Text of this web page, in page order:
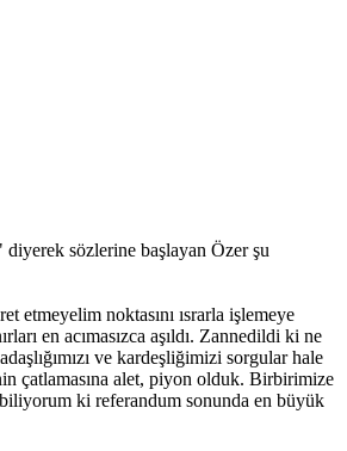
sözlerine başlayan Özer şu
etmeyelim noktasını ısrarla işlemeye
en acımasızca aşıldı. Zannedildi ki ne
ve kardeşliğimizi sorgular hale
çatlamasına alet, piyon olduk. Birbirimize
ki referandum sonunda en büyük